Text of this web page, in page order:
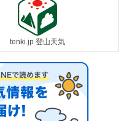
tenki.jp 登山天気